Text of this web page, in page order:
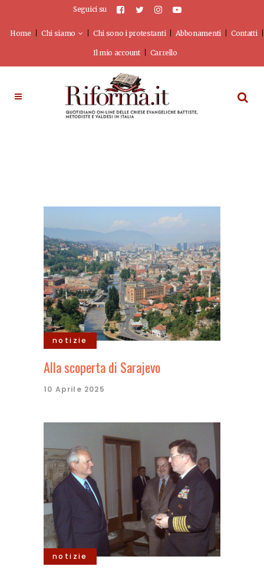
Seguici su
Home Chi siamo Chi sono i protestanti Abbonamenti Contatti
Il mio account Carrello
notizie
Alla scoperta di Sarajevo
10 Aprile 2025
notizie